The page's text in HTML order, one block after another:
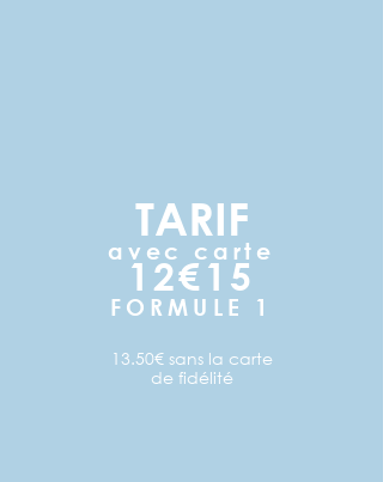
TARIF
avec carte
12€15
FORMULE 1
13.50€ sans la carte
de fidélité